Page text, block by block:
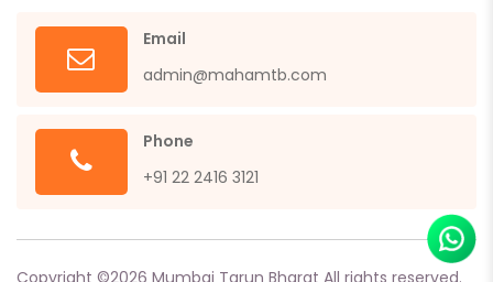
Email
admin@mahamtb.com
Phone
+91 22 2416 3121
Copyright ©2026 Mumbai Tarun Bharat All rights reserved.